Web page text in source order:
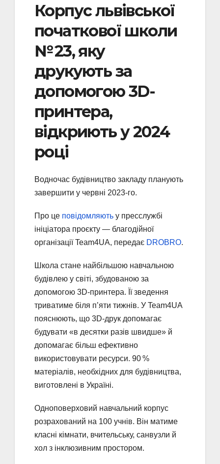
Корпус львівської
початкової школи
№ 23, яку
друкують за
допомогою 3D-
принтера,
відкриють у 2024
році
Водночас будівництво закладу планують
завершити у червні 2023-го.
Про це повідомляють у пресслужбі
ініціатора проєкту — благодійної
організації Team4UA, передає DROBRO.
Школа стане найбільшою навчальною
будівлею у світі, збудованою за
допомогою 3D-принтера. Її зведення
триватиме біля п’яти тижнів. У Team4UA
пояснюють, що 3D-друк допомагає
будувати «в десятки разів швидше» й
допомагає більш ефективно
використовувати ресурси. 90 %
матеріалів, необхідних для будівництва,
виготовлені в Україні.
Одноповерховий навчальний корпус
розрахований на 100 учнів. Він матиме
класні кімнати, вчительську, санвузли й
хол з інклюзивним простором.